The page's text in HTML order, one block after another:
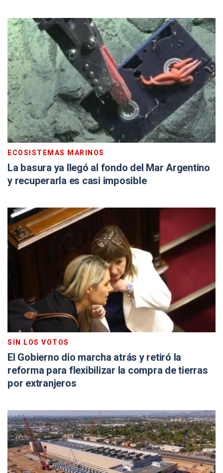
ECOSISTEMAS MARINOS
La basura ya llegó al fondo del Mar Argentino
y recuperarla es casi imposible
SIN LOS VOTOS
El Gobierno dio marcha atrás y retiró la
reforma para flexibilizar la compra de tierras
por extranjeros